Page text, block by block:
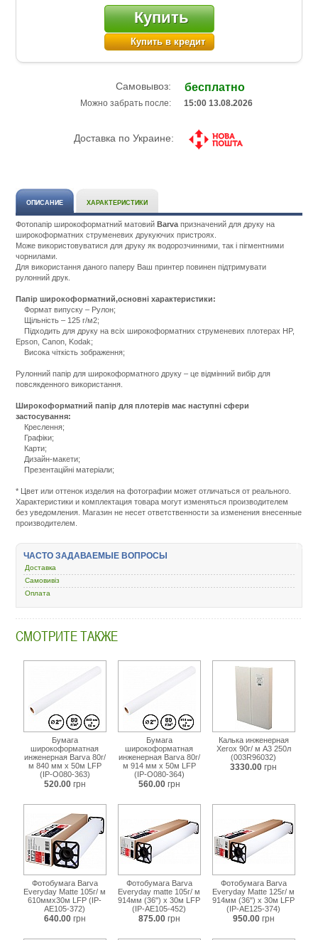
Купить
Купить в кредит
Самовывоз: бесплатно
Можно забрать после: 15:00 13.08.2026
Доставка по Украине:
ОПИСАНИЕ ХАРАКТЕРИСТИКИ
Фотопапір широкоформатний матовий Barvaпризначений для друку на
широкоформатних струменевих друкуючих пристроях.
Може використовуватися для друку як водорозчинними, так і пігментними
чорнилами.
Для використання даного паперу Ваш принтер повинен підтримувати
рулонний друк.
Папір широкоформатний,основні характеристики:
Формат випуску – Рулон;
Щільність – 125 г/м2;
Підходить для друку на всіх широкоформатних струменевих плотерах HP,
Epson, Canon, Kodak;
Висока чіткість зображення;
Рулонний папір для широкоформатного друку – це відмінний вибір для
повсякденного використання.
Широкоформатний папір для плотерів має наступні сфери
застосування:
Креслення;
Графіки;
Карти;
Дизайн-макети;
Презентаційні матеріали;
service.com.uacatalog/1119-
rashodnye-
materialy/1120-
kalka-
dlya-
barva-
everyday-
125-
610-
24-
x-
lfp-
* Цвет или оттенок изделия на фотографии может отличаться от реального.
Характеристики и комплектация товара могут изменяться производителем
без уведомления. Магазин не несет ответственности за изменения внесенные
производителем.
ЧАСТО ЗАДАВАЕМЫЕ ВОПРОСЫ
Доставка
Самовивіз
Оплата
СМОТРИТЕ ТАКЖЕ
Бумага
широкоформатная
инженерная Barva 80г/
м 840 мм x 50м LFP
(IP-O080-363)
520.00 грн
Бумага
широкоформатная
инженерная Barva 80г/
м 914 мм x 50м LFP
(IP-O080-364)
560.00 грн
Калька инженерная
Xerox 90г/ м A3 250л
(003R96032)
3330.00 грн
Фотобумага Barva
Everyday Matte 105г/ м
610ммх30м LFP (IP-
AE105-372)
640.00 грн
Фотобумага Barva
Everyday matte 105г/ м
914мм (36") x 30м LFP
(IP-AE105-452)
875.00 грн
Фотобумага Barva
Everyday Matte 125г/ м
914мм (36") x 30м LFP
(IP-AE125-374)
950.00 грн